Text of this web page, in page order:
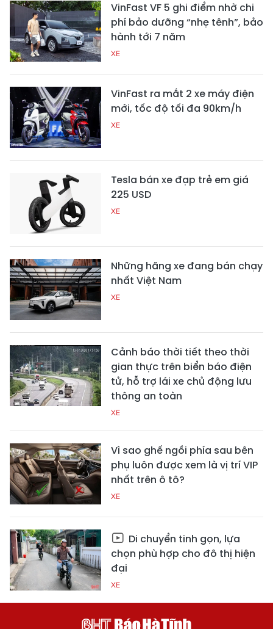
VinFast VF 5 ghi điểm nhờ chi
phí bảo dưỡng “nhẹ tênh”, bảo
hành tới 7 năm
XE
VinFast ra mắt 2 xe máy điện
mới, tốc độ tối đa 90km/h
XE
Tesla bán xe đạp trẻ em giá
225 USD
XE
Những hãng xe đang bán chạy
nhất Việt Nam
XE
Cảnh báo thời tiết theo thời
gian thực trên biển báo điện
tử, hỗ trợ lái xe chủ động lưu
thông an toàn
XE
Vì sao ghế ngồi phía sau bên
phụ luôn được xem là vị trí VIP
nhất trên ô tô?
XE
Di chuyển tinh gọn, lựa
chọn phù hợp cho đô thị hiện
đại
XE